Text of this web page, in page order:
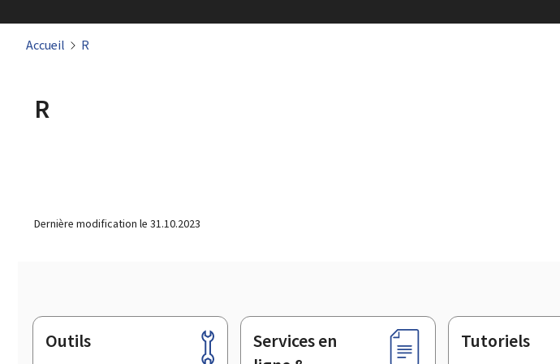
Accueil R
R
Dernière modification le 31.10.2023
Pied
Outils
Services en
Tutoriels